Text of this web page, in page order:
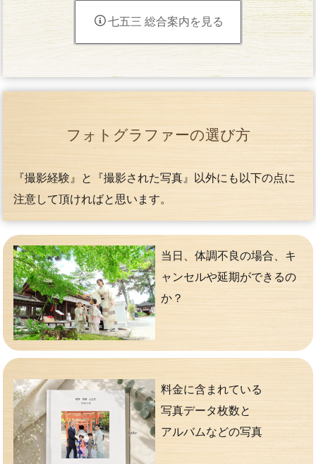
七五三 総合案内を見る
フォトグラファーの選び方
『撮影経験』と『撮影された写真』以外にも以下の点に
注意して頂ければと思います。
当日、体調不良の場合、キ
ャンセルや延期ができるの
か？
料金に含まれている
写真データ枚数と
アルバムなどの写真